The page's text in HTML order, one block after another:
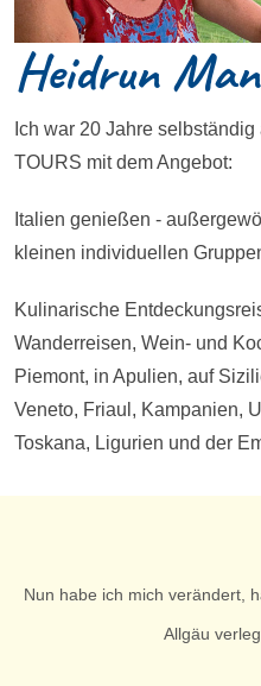
Heidrun
Ich war 20 Jahre
TOURS mit dem Angebot:
Italien genießen -
kleinen individuellen
Kulinarische
Wanderreisen, Wein- und
Piemont, in Apulien, auf
Veneto, Friaul, Kampanien,
Toskana, Ligurien und der
Nun habe ich mich verändert,
Allgäu